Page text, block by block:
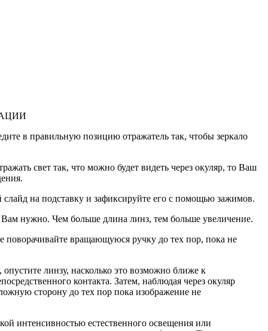
в правильную позицию отражатель так, чтобы зеркало
свет так, что можно будет видеть через окуляр, то Ваш
на подставку и зафиксируйте его с помощью зажимов.
Вам нужно. Чем больше длина линз, тем больше увеличение.
поворачивайте вращающуюся ручку до тех пор, пока не
линзу, насколько это возможно ближе к
контакта. Затем, наблюдая через окуляр
сторону до тех пор пока изображение не
интенсивностью естественного освещения или